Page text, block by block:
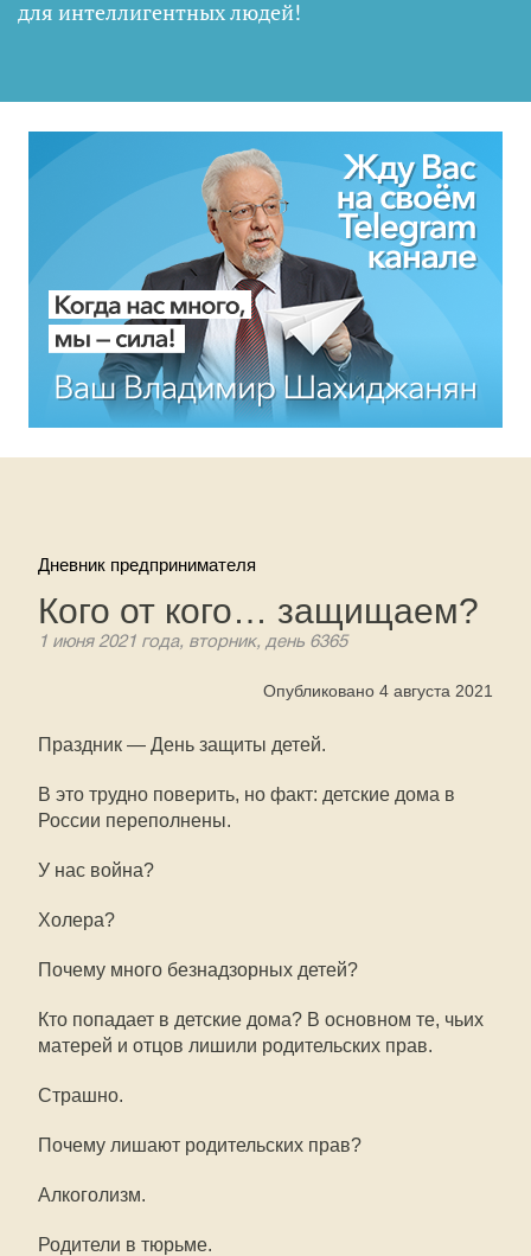
для интеллигентных людей!
Дневник предпринимателя
Кого от кого… защищаем?
1 июня 2021 года, вторник, день 6365
Опубликовано 4 августа 2021
Праздник — День защиты детей.
В это трудно поверить, но факт: детские дома в
России переполнены.
У нас война?
Холера?
Почему много безнадзорных детей?
Кто попадает в детские дома? В основном те, чьих
матерей и отцов лишили родительских прав.
Страшно.
Почему лишают родительских прав?
Алкоголизм.
Родители в тюрьме.